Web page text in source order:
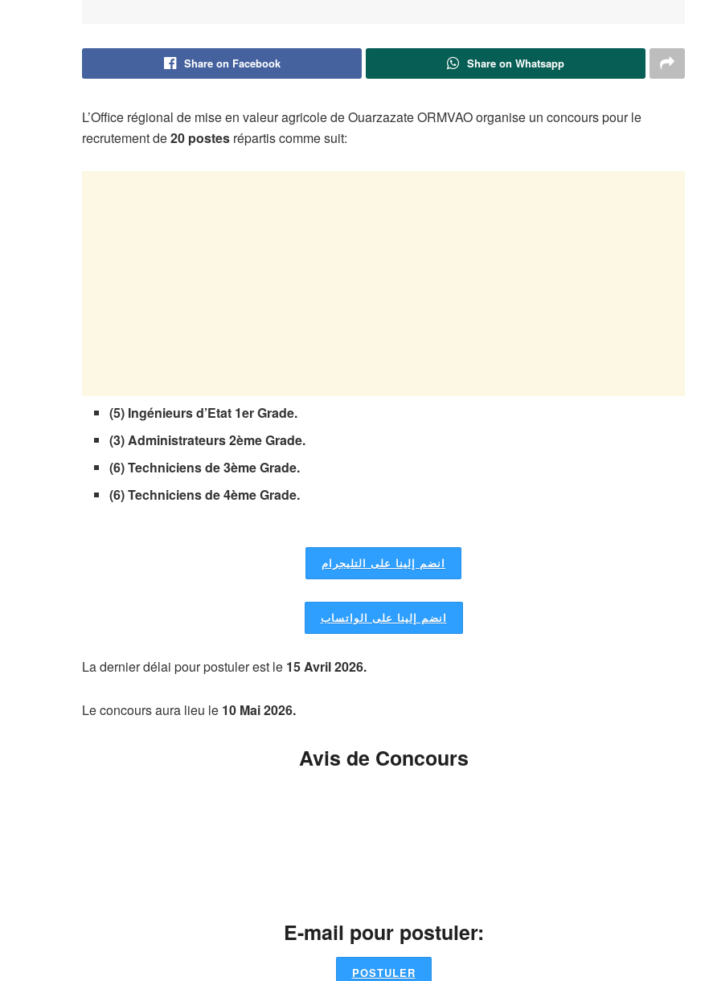
Share on Facebook Share on Whatsapp
L’Office régional de mise en valeur agricole de Ouarzazate ORMVAO organise un concours pour le
recrutement de20 postes répartis comme suit:
(5) Ingénieurs d’Etat 1er Grade.
(3) Administrateurs 2ème Grade.
(6) Techniciens de 3ème Grade.
(6) Techniciens de 4ème Grade.
انضم إلينا على التليجرام
انضم إلينا على الواتساب
La dernier délai pour postuler est le 15 Avril 2026.
Le concours aura lieu le 10 Mai 2026.
Avis de Concours
E-mail pour postuler:
POSTULER